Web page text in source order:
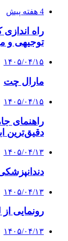
4 هفته پیش
راه
توجیهی و
۱۴۰۵/۰۴/۱۵
مارال چت
۱۴۰۵/۰۴/۱۵
راهنمای
دقیق‌ترین
۱۴۰۵/۰۴/۱۳
۱۴۰۵/۰۴/۱۳
رونمایی از لباس
۱۴۰۵/۰۴/۱۳